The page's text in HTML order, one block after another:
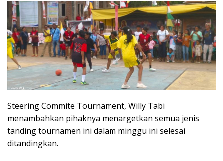
Steering Commite Tournament, Willy Tabi
menambahkan pihaknya menargetkan semua jenis
tanding tournamen ini dalam minggu ini selesai
ditandingkan.